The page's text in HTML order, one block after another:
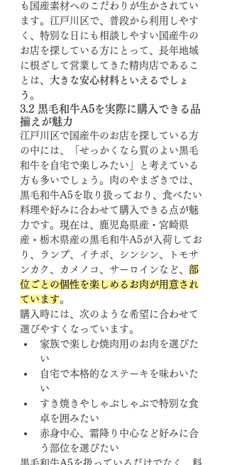
も国産素材へのこだわりが生かされてい
ます。江戸川区で、普段から利用しやす
く、特別な日にも相談しやすい国産牛の
お店を探している方にとって、長年地域
に根ざして営業してきた精肉店であるこ
とは、 大きな安心材料といえるでしょ
う 。
3.2 黒毛和牛A5を実際に購入できる品
揃えが魅力
江戸川区で国産牛のお店を探している方
の中には、「せっかくなら質のよい黒毛
和牛を自宅で楽しみたい」と考えている
方も多いでしょう。肉のやまざきでは、
黒毛和牛A5を取り扱っており、食べたい
料理や好みに合わせて購入できる点が魅
力です。現在は、鹿児島県産・宮崎県
産・栃木県産の黒毛和牛A5が入荷してお
り、ランプ、イチボ、シンシン、トモサ
ンカク、カメノコ、サーロインなど、 部
位ごとの個性を楽しめるお肉が用意され
ています。
購入時には、次のような希望に合わせて
選びやすくなっています。
家族で楽しむ焼肉用のお肉を選びた
い
自宅で本格的なステーキを味わいた
い
すき焼きやしゃぶしゃぶで特別な食
卓を囲みたい
赤身中心、霜降り中心など好みに合
う部位を選びたい